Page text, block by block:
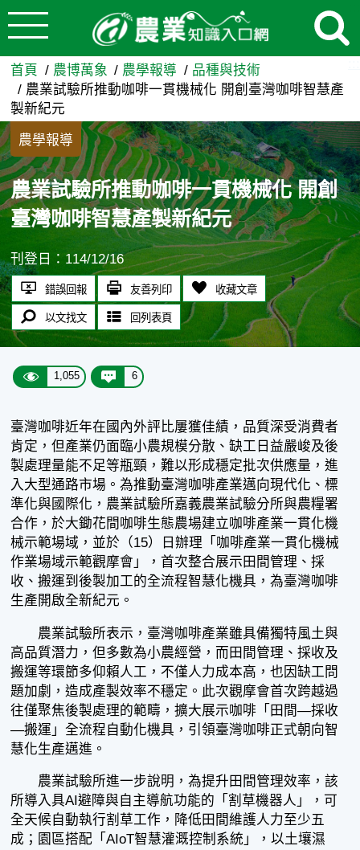
跳到主要內容
農業試驗所推動咖啡一貫機
首頁 農博萬象 農學報導
品種與技術
農業試驗所推動咖啡一貫機械化 開創臺灣咖啡智慧產
製新紀元
農學報導
農業試驗所推動咖啡一貫機械化 開創
臺灣咖啡智慧產製新紀元
刊登日：114/12/16
錯誤回報 友善列印 收藏文章
以文找文 回列表頁
1,055 6
臺灣咖啡近年在國內外評比屢獲佳績，品質深受消費者
肯定，但產業仍面臨小農規模分散、缺工日益嚴峻及後
製處理量能不足等瓶頸，難以形成穩定批次供應量，進
入大型通路市場。為推動臺灣咖啡產業邁向現代化、標
準化與國際化，農業試驗所嘉義農業試驗分所與農糧署
合作，於大鋤花間咖啡生態農場建立咖啡產業一貫化機
械示範場域，並於（15）日辦理「咖啡產業一貫化機械
作業場域示範觀摩會」，首次整合展示田間管理、採
收、搬運到後製加工的全流程智慧化機具，為臺灣咖啡
生產開啟全新紀元。
農業試驗所表示，臺灣咖啡產業雖具備獨特風土與
高品質潛力，但多數為小農經營，而田間管理、採收及
搬運等環節多仰賴人工，不僅人力成本高，也因缺工問
題加劇，造成產製效率不穩定。此次觀摩會首次跨越過
往僅聚焦後製處理的範疇，擴大展示咖啡「田間—採收
—搬運」全流程自動化機具，引領臺灣咖啡正式朝向智
慧化生產邁進。
農業試驗所進一步說明，為提升田間管理效率，該
所導入具AI避障與自主導航功能的「割草機器人」，可
全天候自動執行割草工作，降低田間維護人力至少五
成；園區搭配「AIoT智慧灌溉控制系統」，以土壤濕